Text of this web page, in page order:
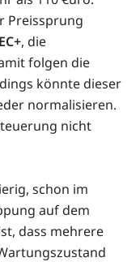
Preissprung
, die
folgen die
könnte dieser
normalisieren.
nicht
schon im
auf dem
dass mehrere